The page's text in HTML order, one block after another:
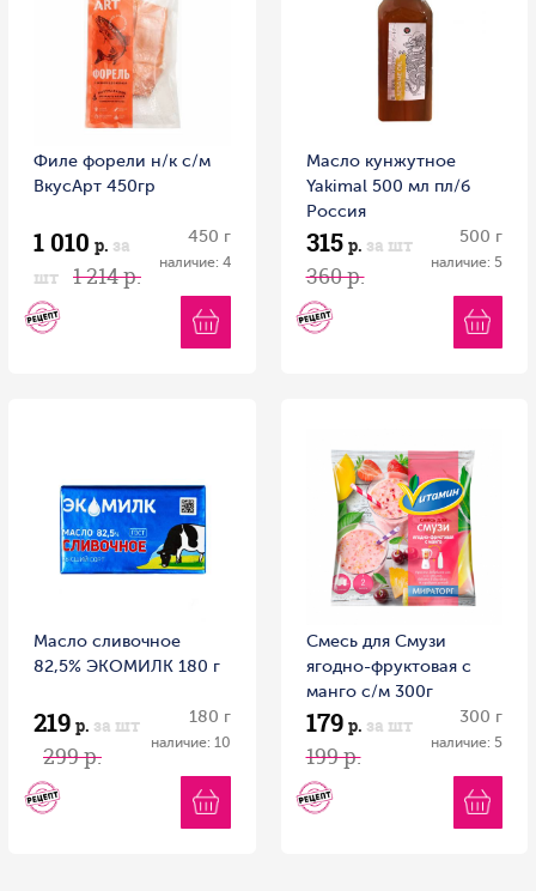
Филе форели н/к с/м
ВкусАрт 450гр
1 010 р. за
шт
1 214 р.
450 г
наличие: 4
Масло кунжутное
Yakimal 500 мл пл/б
Россия
315 р. за шт
360 р.
500 г
наличие: 5
Масло сливочное
82,5% ЭКОМИЛК 180 г
219 р. за шт
299 р.
180 г
наличие: 10
Смесь для Смузи
ягодно-фруктовая с
манго с/м 300г
Витамин
179 р. за шт
199 р.
300 г
наличие: 5